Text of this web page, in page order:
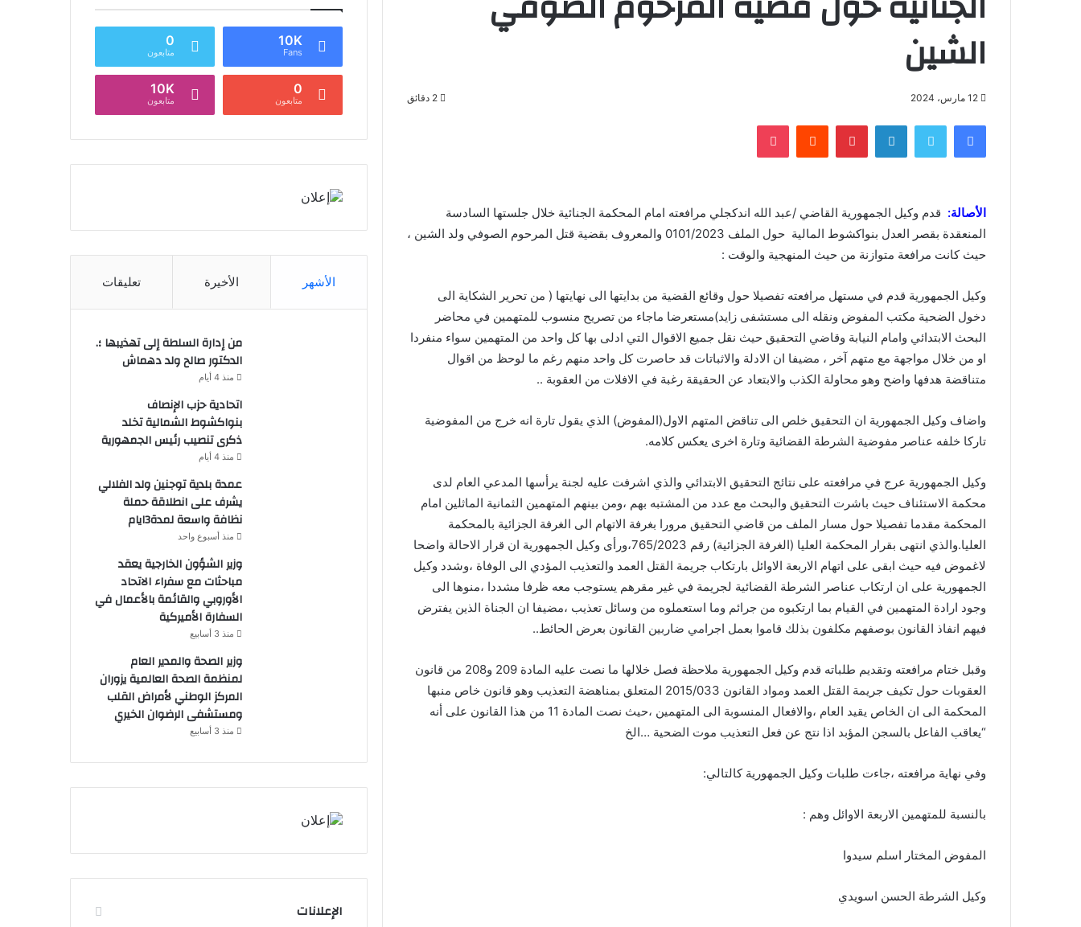
الشين
12 مارس، 2024
فيسبوك لينكدإن بينتيريست
الأصالة: قدم وكيل الجمهورية القاضي /عبد الله اندكجلي مرافعته امام المحكمة الجنائية خلال جلستها السادسة
المنعقدة بقصر العدل بنواكشوط المالية حول الملف 0101/2023 والمعروف بقضية قتل المرحوم الصوفي ولد الشين ،
حيث كانت مرافعة متوازنة من حيث المنهجية والوقت :
وكيل الجمهورية قدم في مستهل مرافعته تفصيلا حول وقائع القضية من بدايتها الى نهايتها ( من تحرير الشكاية الى
دخول الضحية مكتب المفوض ونقله الى مستشفى زايد)مستعرضا ماجاء من تصريح منسوب للمتهمين في محاضر
البحث الابتدائي وامام النيابة وقاضي التحقيق حيث نقل جميع الاقوال التي ادلى بها كل واحد من المتهمين سواء منفردا
او من خلال مواجهة مع متهم آخر ، مضيفا ان الادلة والاثباتات قد حاصرت كل واحد منهم رغم ما لوحظ من اقوال
متناقضة هدفها واضح وهو محاولة الكذب والابتعاد عن الحقيقة رغبة في الافلات من العقوبة ..
واضاف وكيل الجمهورية ان التحقيق خلص الى تناقض المتهم الاول(المفوض) الذي يقول تارة انه خرج من المفوضية
تاركا خلفه عناصر مفوضية الشرطة القضائية وتارة اخرى يعكس كلامه.
وكيل الجمهورية عرج في مرافعته على نتائج التحقيق الابتدائي والذي اشرفت عليه لجنة يرأسها المدعي العام لدى
محكمة الاستئناف حيث باشرت التحقيق والبحث مع عدد من المشتبه بهم ،ومن بينهم المتهمين الثمانية الماثلين امام
المحكمة مقدما تفصيلا حول مسار الملف من قاضي التحقيق مرورا بغرفة الاتهام الى الغرفة الجزائية بالمحكمة
العليا.والذي انتهى بقرار المحكمة العليا (الغرفة الجزائية) رقم 765/2023،ورأى وكيل الجمهورية ان قرار الاحالة واضحا
لاغموض فيه حيث ابقى على اتهام الاربعة الاوائل بارتكاب جريمة القتل العمد والتعذيب المؤدي الى الوفاة ،وشدد وكيل
الجمهورية على ان ارتكاب عناصر الشرطة القضائية لجريمة في غير مقرهم يستوجب معه ظرفا مشددا ،منوها الى
وجود ارادة المتهمين في القيام بما ارتكبوه من جرائم وما استعملوه من وسائل تعذيب ،مضيفا ان الجناة الذين يفترض
فيهم انفاذ القانون بوصفهم مكلفون بذلك قاموا بعمل اجرامي ضاربين القانون بعرض الحائط..
وقبل ختام مرافعته وتقديم طلباته قدم وكيل الجمهورية ملاحظة فصل خلالها ما نصت عليه المادة 209 و208 من قانون
العقوبات حول تكيف جريمة القتل العمد ومواد القانون 2015/033 المتعلق بمناهضة التعذيب وهو قانون خاص منبها
المحكمة الى ان الخاص يقيد العام ،والافعال المنسوبة الى المتهمين ،حيث نصت المادة 11 من هذا القانون على أنه
“يعاقب الفاعل بالسجن المؤبد اذا نتج عن فعل التعذيب موت الضحية …الخ
وفي نهاية مرافعته ،جاءت طلبات وكيل الجمهورية كالتالي:
بالنسبة للمتهمين الاربعة الاوائل وهم :
المفوض المختار اسلم سيدوا
وكيل الشرطة الحسن اسويدي
10K
Fans
0
متابعون
0
متابعون
10K
متابعون
الأشهر الأخيرة تعليقات
من إدارة السلطة إلى تهذيبها ؛.
الدكتور صالح ولد دهماش
منذ 4 أيام
اتحادية حزب الإنصاف
بنواكشوط الشمالية تخلد
ذكرى تنصيب رئيس الجمهورية
منذ 4 أيام
عمدة بلدية توجنين ولد الفلالي
يشرف على انطلاقة حملة
نظافة واسعة لمدة3ايام
منذ أسبوع واحد
وزير الشؤون الخارجية يعقد
مباحثات مع سفراء الاتحاد
الأوروبي والقائمة بالأعمال في
السفارة الأميركية
منذ 3 أسابيع
وزير الصحة والمدير العام
لمنظمة الصحة العالمية يزوران
المركز الوطني لأمراض القلب
ومستشفى الرضوان الخيري
منذ 3 أسابيع
الإعلانات